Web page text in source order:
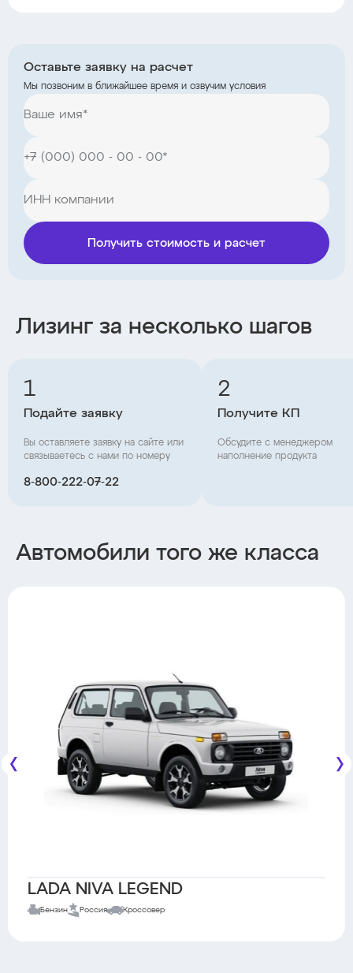
Оставьте заявку на расчет
Мы позвоним в ближайшее время и озвучим условия
Получить стоимость и расчет
Лизинг за несколько шагов
1
Подайте заявку
Вы оставляете заявку на сайте или
связываетесь с нами по номеру
8‑800‑222‑07‑22
2
Получите КП
Обсудите с менеджером
наполнение продукта
Автомобили того же класса
LADA NIVA LEGEND
Бензин Россия Кроссовер